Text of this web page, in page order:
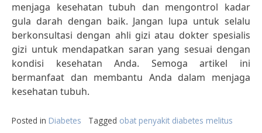
menjaga kesehatan tubuh dan mengontrol kadar
gula darah dengan baik. Jangan lupa untuk selalu
berkonsultasi dengan ahli gizi atau dokter spesialis
gizi untuk mendapatkan saran yang sesuai dengan
kondisi kesehatan Anda. Semoga artikel ini
bermanfaat dan membantu Anda dalam menjaga
kesehatan tubuh.
Posted in Diabetes Tagged obat penyakit diabetes melitus